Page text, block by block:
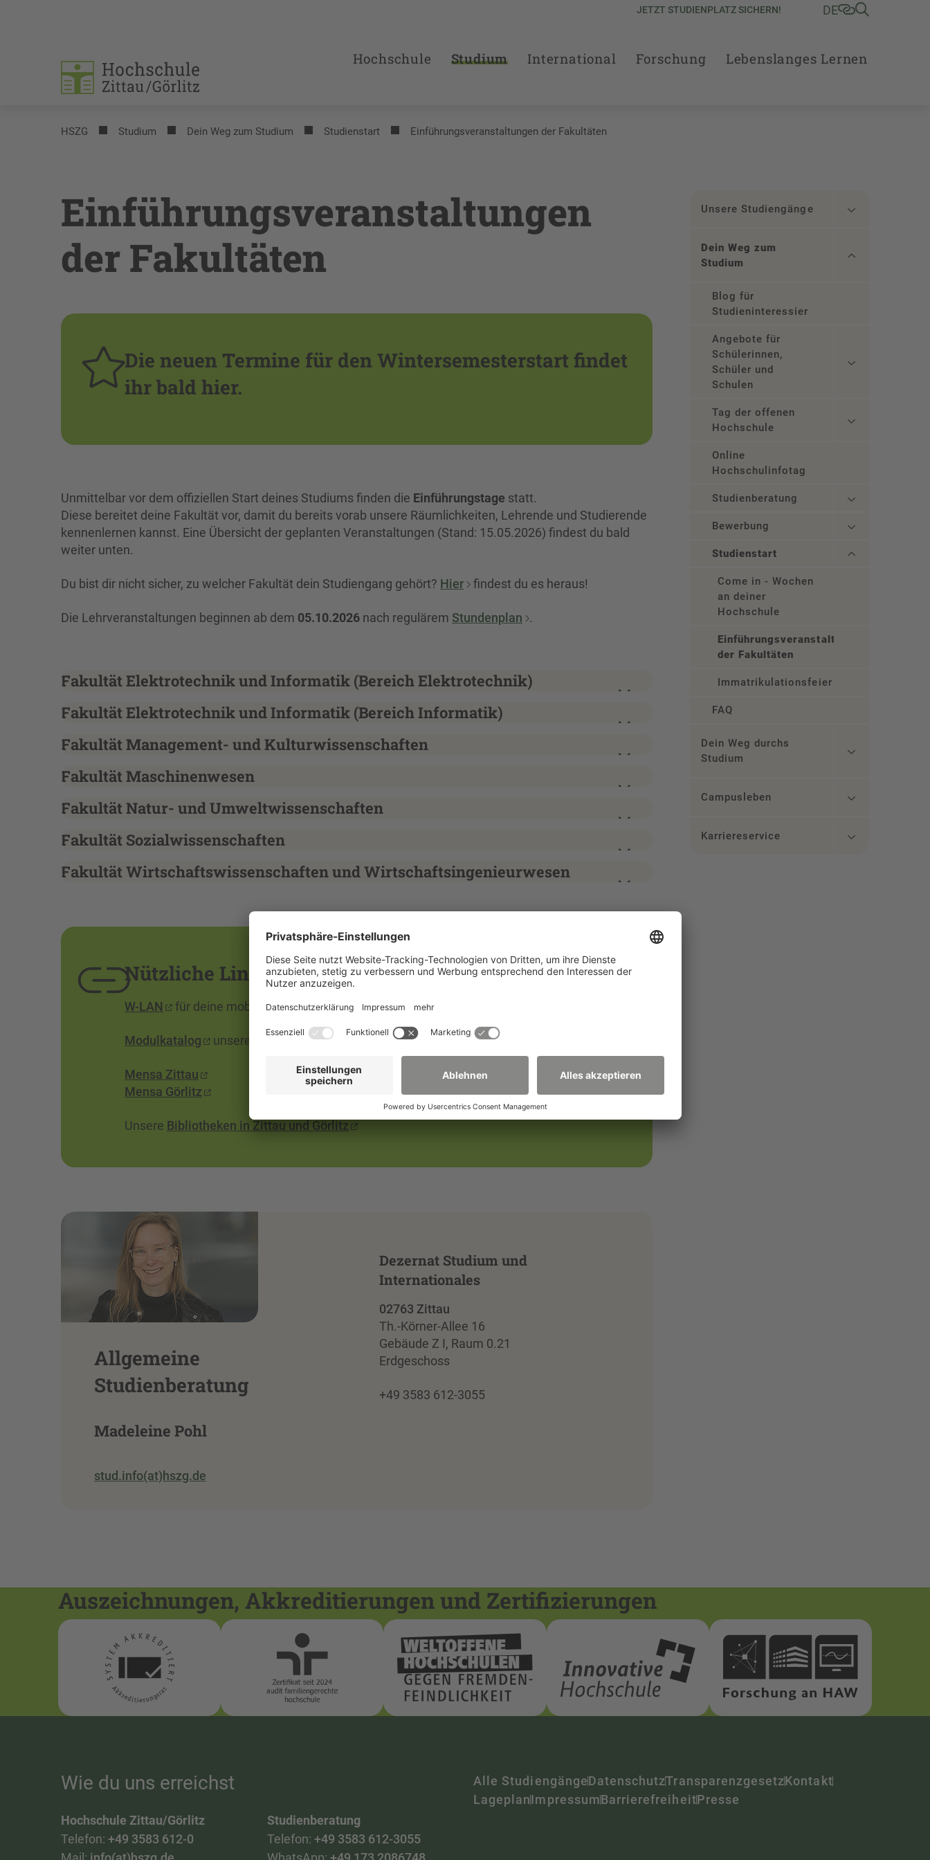
JETZT STUDIENPLATZ SICHERN! DE
Hochschule Studium International Forschung Lebenslanges Lernen
HSZG Studium Dein Weg zum Studium Studienstart Einführungsveranstaltungen der Fakultäten
Einführungsveranstaltungen
der Fakultäten
Die neuen Termine für den Wintersemesterstart findet
ihr bald hier.
Unmittelbar vor dem offiziellen Start deines Studiums finden die Einführungstage statt.
Diese bereitet deine Fakultät vor, damit du bereits vorab unsere Räumlichkeiten, Lehrende und Studierende
kennenlernen kannst. Eine Übersicht der geplanten Veranstaltungen (Stand: 15.05.2026) findest du bald
weiter unten.
Du bist dir nicht sicher, zu welcher Fakultät dein Studiengang gehört? Hier findest du es heraus!
Die Lehrveranstaltungen beginnen ab dem 05.10.2026 nach regulärem Stundenplan .
Fakultät Elektrotechnik und Informatik (Bereich Elektrotechnik)
Fakultät Elektrotechnik und Informatik (Bereich Informatik)
Fakultät Management- und Kulturwissenschaften
Fakultät Maschinenwesen
Fakultät Natur- und Umweltwissenschaften
Fakultät Sozialwissenschaften
Fakultät Wirtschaftswissenschaften und Wirtschaftsingenieurwesen
Nützliche Links
W-LAN für deine mobilen Geräte
Modulkatalog unserer Studiengänge
Mensa Zittau
Mensa Görlitz
Unsere Bibliotheken in Zittau und Görlitz
Allgemeine
Studienberatung
Madeleine Pohl
stud.info(at)hszg.de
Dezernat Studium und
Internationales
02763 Zittau
Th.-Körner-Allee 16
Gebäude Z I, Raum 0.21
Erdgeschoss
+49 3583 612-3055
Unsere Studiengänge
Dein Weg zum
Studium
Blog für
Studieninteressierte
Angebote für
Schülerinnen,
Schüler und
Schulen
Tag der offenen
Hochschule
Online
Hochschulinfotag
Studienberatung
Bewerbung
Studienstart
Come in - Wochen
an deiner
Hochschule
Einführungsveranstaltungen
der Fakultäten
Immatrikulationsfeier
FAQ
Dein Weg durchs
Studium
Campusleben
Karriereservice
Auszeichnungen, Akkreditierungen und Zertifizierungen
Wie du uns erreichst
Hochschule Zittau/Görlitz
Telefon: +49 3583 612-0
Studienberatung
Telefon: +49 3583 612-3055
Alle StudiengängeDatenschutzTransparenzgesetzKontakt
LageplanImpressumBarrierefreiheitPresse